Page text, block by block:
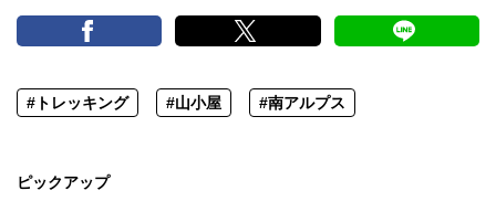
#トレッキング #山小屋 #南アルプス
ピックアップ